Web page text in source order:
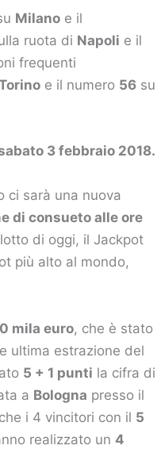
Milano e il
ruota di Napoli e il
frequenti
e il numero 56 su
3 febbraio 2018.
ci sarà una nuova
di consueto alle ore
di oggi, il Jackpot
più alto al mondo,
mila euro, che è stato
ultima estrazione del
5 + 1 punti la cifra di
a Bologna presso il
i 4 vincitori con il 5
realizzato un 4